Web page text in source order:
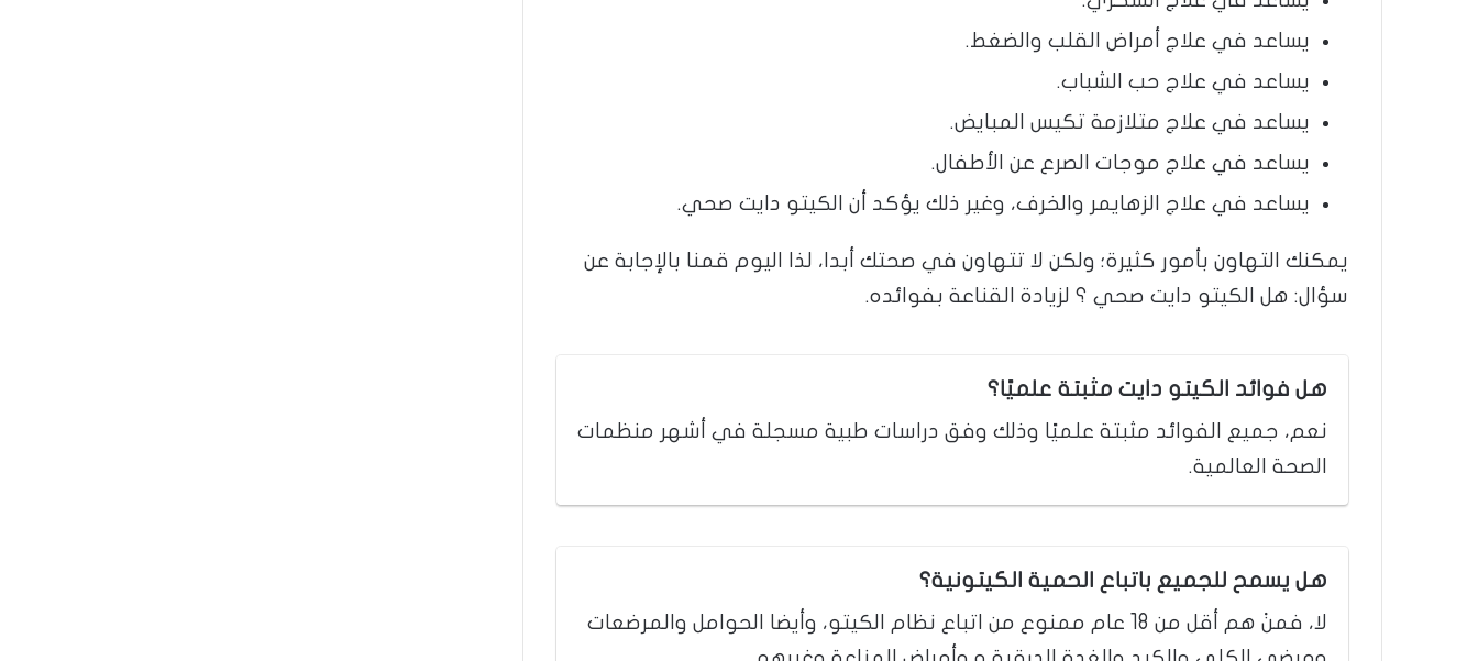
يساعد في علاج أمراض القلب والضغط.
يساعد في علاج حب الشباب.
يساعد في علاج متلازمة تكيس المبايض.
يساعد في علاج موجات الصرع عن الأطفال.
يساعد في علاج الزهايمر والخرف، وغير ذلك يؤكد أن الكيتو دايت صحي.
يمكنك التهاون بأمور كثيرة؛ ولكن لا تتهاون في صحتك أبدا، لذا اليوم قمنا بالإجابة عن
سؤال: هل الكيتو دايت صحي ؟ لزيادة القناعة بفوائده.
هل فوائد الكيتو دايت مثبتة علميًا؟
نعم، جميع الفوائد مثبتة علميًا وذلك وفق دراسات طبية مسجلة في أشهر منظمات
الصحة العالمية.
هل يسمح للجميع باتباع الحمية الكيتونية؟
لا، فمنْ هم أقل من 18 عام ممنوع من اتباع نظام الكيتو، وأيضا الحوامل والمرضعات